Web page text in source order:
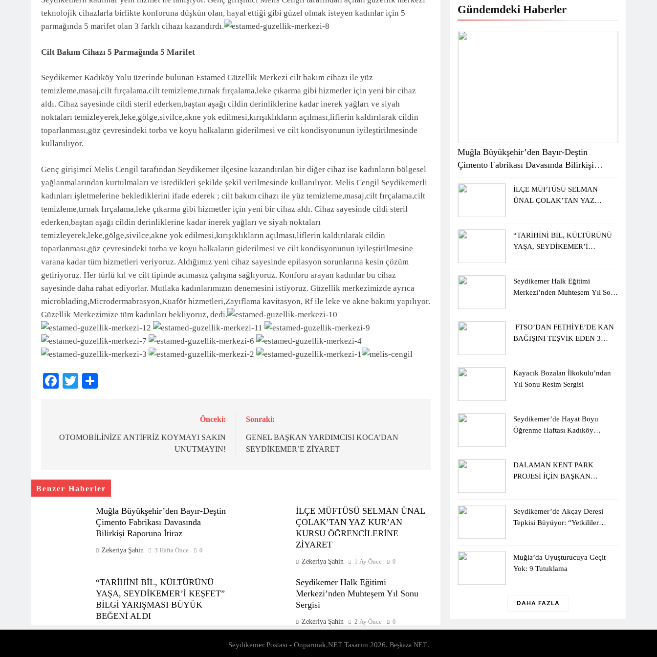
3 Ay Önce
teknolojik cihazlarla birlikte konforuna düşkün olan, hayal ettiği gibi güzel olmak isteyen kadınlar için 5
parmağında 5 marifet olan 3 farklı cihazı kazandırdı.
Cilt Bakım Cihazı 5 Parmağında 5 Marifet
Seydikemer Kadıköy Yolu üzerinde bulunan Estamed Güzellik Merkezi cilt bakım cihazı ile yüz
temizleme,masaj,cilt fırçalama,cilt temizleme,tırnak fırçalama,leke çıkarma gibi hizmetler için yeni bir cihaz
aldı. Cihaz sayesinde cildi steril ederken,baştan aşağı cildin derinliklerine kadar inerek yağları ve siyah
noktaları temizleyerek,leke,gölge,sivilce,akne yok edilmesi,kırışıklıkların açılması,liflerin kaldırılarak cildin
toparlanması,göz çevresindeki torba ve koyu halkaların giderilmesi ve cilt kondisyonunun iyileştirilmesinde
kullanılıyor.
Genç girişimci Melis Cengil tarafından Seydikemer ilçesine kazandırılan bir diğer cihaz ise kadınların bölgesel
yağlanmalarından kurtulmaları ve istedikleri şekilde şekil verilmesinde kullanılıyor. Melis Cengil Seydikemerli
kadınları işletmelerine beklediklerini ifade ederek ; cilt bakım cihazı ile yüz temizleme,masaj,cilt fırçalama,cilt
temizleme,tırnak fırçalama,leke çıkarma gibi hizmetler için yeni bir cihaz aldı. Cihaz sayesinde cildi steril
ederken,baştan aşağı cildin derinliklerine kadar inerek yağları ve siyah noktaları
temizleyerek,leke,gölge,sivilce,akne yok edilmesi,kırışıklıkların açılması,liflerin kaldırılarak cildin
toparlanması,göz çevresindeki torba ve koyu halkaların giderilmesi ve cilt kondisyonunun iyileştirilmesine
varana kadar tüm hizmetleri veriyoruz. Aldığımız yeni cihaz sayesinde epilasyon sorunlarına kesin çözüm
getiriyoruz. Her türlü kıl ve cilt tipinde acımasız çalışma sağlıyoruz. Konforu arayan kadınlar bu cihaz
sayesinde daha rahat ediyorlar. Mutlaka kadınlarımızın denemesini istiyoruz. Güzellik merkezimizde ayrıca
microblading,Microdermabrasyon,Kuaför hizmetleri,Zayıflama kavitasyon, Rf ile leke ve akne bakımı yapılıyor.
Güzellik Merkezimize tüm kadınları bekliyoruz, dedi.
Facebook
Twitter
gezinmesi
Önceki:
OTOMOBİLİNİZE ANTİFRİZ KOYMAYI SAKIN
UNUTMAYIN!
Sonraki:
GENEL BAŞKAN YARDIMCISI KOCA’DAN
SEYDİKEMER’E ZİYARET
Benzer Haberler
Muğla Büyükşehir’den Bayır-Deştin
Çimento Fabrikası Davasında
Bilirkişi Raporuna İtiraz
Zekeriya Şahin 3 Hafta Önce 0
İLÇE MÜFTÜSÜ SELMAN ÜNAL
ÇOLAK’TAN YAZ KUR’AN
KURSU ÖĞRENCİLERİNE
ZİYARET
Zekeriya Şahin 1 Ay Önce 0
“TARİHİNİ BİL, KÜLTÜRÜNÜ
YAŞA, SEYDİKEMER’İ KEŞFET”
BİLGİ YARIŞMASI BÜYÜK
BEĞENİ ALDI
Seydikemer Halk Eğitimi
Merkezi’nden Muhteşem Yıl Sonu
Sergisi
Zekeriya Şahin 2 Ay Önce 0
Gündemdeki Haberler
Muğla Büyükşehir’den Bayır-Deştin
Çimento Fabrikası Davasında Bilirkişi
İLÇE MÜFTÜSÜ SELMAN
ÜNAL ÇOLAK’TAN YAZ
“TARİHİNİ BİL, KÜLTÜRÜNÜ
YAŞA, SEYDİKEMER’İ
Seydikemer Halk Eğitimi
Merkezi’nden Muhteşem Yıl Sonu
FTSO’DAN FETHİYE’DE KAN
BAĞIŞINI TEŞVİK EDEN 3
Kayacık Bozalan İlkokulu’ndan
Yıl Sonu Resim Sergisi
Seydikemer’de Hayat Boyu
Öğrenme Haftası Kadıköy
DALAMAN KENT PARK
PROJESİ İÇİN BAŞKAN
Seydikemer’de Akçay Deresi
Tepkisi Büyüyor: “Yetkililer
Muğla’da Uyuşturucuya Geçit
Yok: 9 Tutuklama
DAHA FAZLA
Seydikemer Postası - Onparmak.NET Tasarım 2026. Beşkaza.NET.